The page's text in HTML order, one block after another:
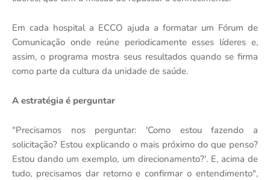
Em cada hospital a ECCO ajuda a formatar um Fórum de
Comunicação onde reúne periodicamente esses líderes e,
assim, o programa mostra seus resultados quando se firma
como parte da cultura da unidade de saúde.
A estratégia é perguntar
"Precisamos nos perguntar: 'Como estou fazendo a
solicitação? Estou explicando o mais próximo do que penso?
Estou dando um exemplo, um direcionamento?'. E, acima de
tudo, precisamos dar retorno e confirmar o entendimento",